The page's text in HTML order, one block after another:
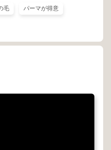
毛 パーマが得意